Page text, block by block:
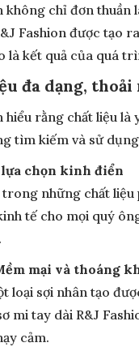
không chỉ đơn
Fashion được tạo
là kết quả của quá
đa dạng,
hiểu rằng chất liệu
tìm kiếm và sử
lựa chọn kinh điển
những chất liệu
tế cho mọi quý
mại và thoáng
loại sợi nhân tạo
mi tay dài R&J
cảm.